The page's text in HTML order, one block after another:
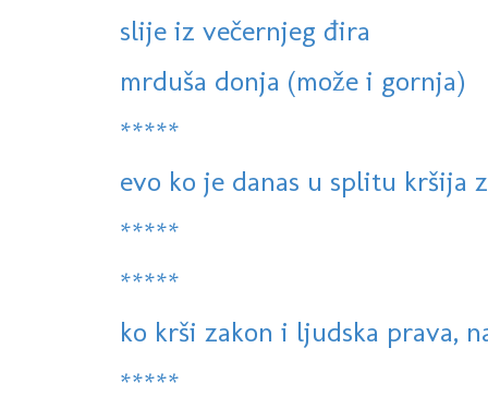
slije iz večernjeg đira
mrduša donja (može i gornja)
*****
evo ko je danas u splitu kršija
*****
*****
ko krši zakon i ljudska prava,
*****